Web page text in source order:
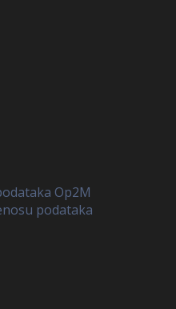
Op2M
podataka